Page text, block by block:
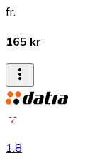
fr.
165 kr
1.8